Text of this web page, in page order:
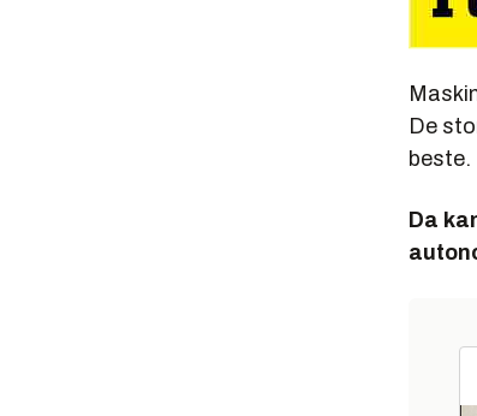
De
beste.
Da